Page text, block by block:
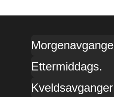
Ettermiddags.
Kveldsavganger